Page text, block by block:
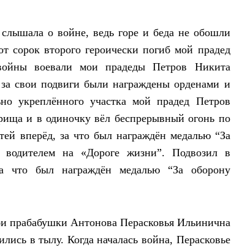
о войне, ведь горе и беда не обошли
сорок второго героически погиб мой прадед
воевали мои прадеды Петров Никита
свои подвиги были награждены орденами и
укреплённого участка мой прадед Петров
и в одиночку вёл беспрерывный огонь по
вперёд, за что был награждён медалью “За
на «Дороге жизни”. Подвозил в
что был награждён медалью “За оборону
прабабушки Антонова Перасковья Ильинична
в тылу. Когда началась война, Перасковье